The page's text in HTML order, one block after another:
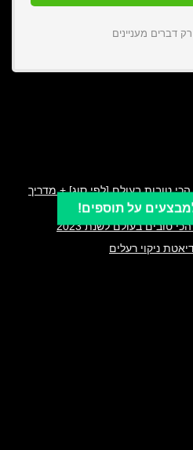
על תוספים!
דברים מעניינים
חלבון הכי טובות בעולם [לפי סוג] + מדריך
ניקוי רעלים